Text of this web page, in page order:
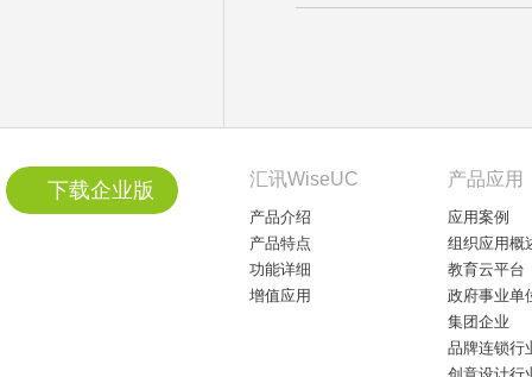
下载企业版 汇讯WiseUC
产品介绍
产品特点
功能详细
增值应用
产品应用
应用案例
组织应用概
教育云平台
政府事业单
集团企业
品牌连锁行